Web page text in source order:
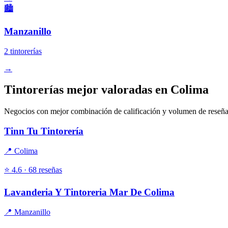
🏙️
Manzanillo
2 tintorerías
→
Tintorerías mejor valoradas en Colima
Negocios con mejor combinación de calificación y volumen de
Tinn Tu Tintorería
📍 Colima
⭐ 4.6 · 68 reseñas
Lavanderia Y Tintoreria Mar De Colima
📍 Manzanillo